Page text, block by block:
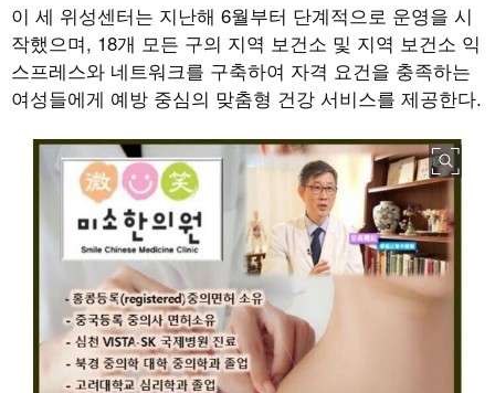
이 세 위성센터는 지난해 6월부터 단계적으로 운영을 시
작했으며, 18개 모든 구의 지역 보건소 및 지역 보건소 익
스프레스와 네트워크를 구축하여 자격 요건을 충족하는
여성들에게 예방 중심의 맞춤형 건강 서비스를 제공한다.